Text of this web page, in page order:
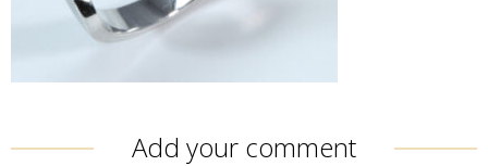
Add your comment